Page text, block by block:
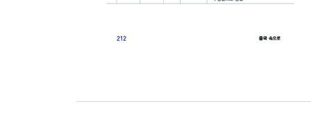
-한국의 스타트업, 선전에서 도전하다
이제는 중국 전문가가 필요하다